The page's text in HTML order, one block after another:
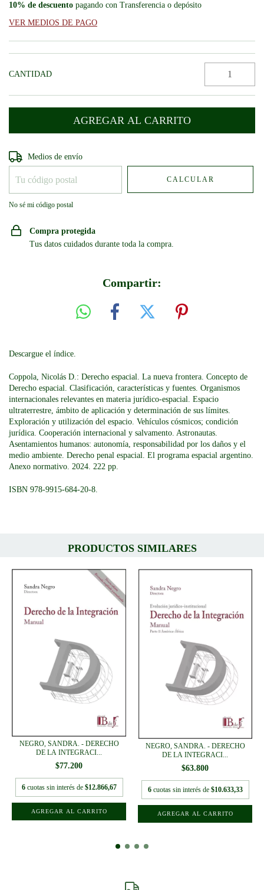
10% de descuento pagando con Transferencia o depósito
VER MEDIOS DE PAGO
CANTIDAD
Entregas para el CP:
Medios de envío
CALCULAR
No sé mi código postal
Compra protegida
Tus datos cuidados durante toda la compra.
Compartir:
Descargue el índice.
Coppola, Nicolás D.: Derecho espacial. La nueva frontera. Concepto de
Derecho espacial. Clasificación, características y fuentes. Organismos
internacionales relevantes en materia jurídico-espacial. Espacio
ultraterrestre, ámbito de aplicación y determinación de sus límites.
Exploración y utilización del espacio. Vehículos cósmicos; condición
jurídica. Cooperación internacional y salvamento. Astronautas.
Asentamientos humanos: autonomía, responsabilidad por los daños y el
medio ambiente. Derecho penal espacial. El programa espacial argentino.
Anexo normativo. 2024. 222 pp.
ISBN 978-9915-684-20-8.
PRODUCTOS SIMILARES
NEGRO, SANDRA. - DERECHO
DE LA INTEGRACI...
$77.200
6 cuotas sin interés de $12.866,67
NEGRO, SANDRA. - DERECHO
DE LA INTEGRACI...
$63.800
6 cuotas sin interés de $10.633,33